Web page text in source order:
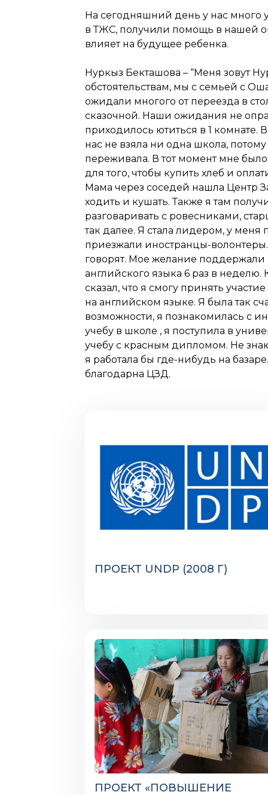
На сегодняшний день у нас много
в ТЖС, получили помощь в нашей
влияет на будущее ребенка.
Нуркыз Бекташова – “Меня зовут
обстоятельствам, мы с семьей с
ожидали многого от переезда в
сказочной. Наши ожидания не
приходилось ютиться в 1 комнате.
нас не взяла ни одна школа,
переживала. В тот момент мне
для того, чтобы купить хлеб и
Мама через соседей нашла Центр
ходить и кушать. Также я там
разговаривать с ровесниками,
так далее. Я стала лидером, у
приезжали иностранцы-
говорят. Мое желание
английского языка 6 раз в
сказал, что я смогу принять
на английском языке. Я была так
возможности, я познакомилась с
учебу в школе , я поступила в
учебу с красным дипломом. Не
я работала бы где-нибудь на
благодарна ЦЗД.
ПРОЕКТ UNDP (2008 Г)
ПРОЕКТ «ПОВЫШЕНИЕ